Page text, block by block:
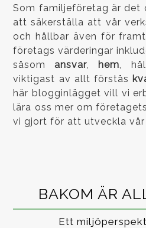
Som familjeföretag är det
att säkerställa att vår
och hållbar även för
företags värderingar
såsom ansvar hem ,
viktigast av allt förstås
här blogginlägget vill vi
lära oss mer om
vi gjort för att utveckla vår
BAKOM ÄR
Ett